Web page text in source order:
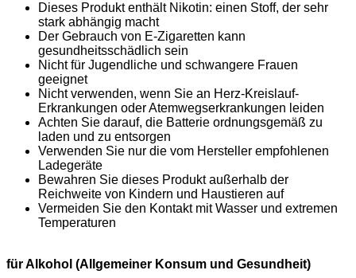
Dieses Produkt enthält Nikotin: einen Stoff, der sehr
stark abhängig macht
Der Gebrauch von E-Zigaretten kann
gesundheitsschädlich sein
Nicht für Jugendliche und schwangere Frauen
geeignet
Nicht verwenden, wenn Sie an Herz-Kreislauf-
Erkrankungen oder Atemwegserkrankungen leiden
Achten Sie darauf, die Batterie ordnungsgemäß zu
laden und zu entsorgen
Verwenden Sie nur die vom Hersteller empfohlenen
Ladegeräte
Bewahren Sie dieses Produkt außerhalb der
Reichweite von Kindern und Haustieren auf
Vermeiden Sie den Kontakt mit Wasser und extremen
Temperaturen
für Alkohol (Allgemeiner Konsum und Gesundheit)